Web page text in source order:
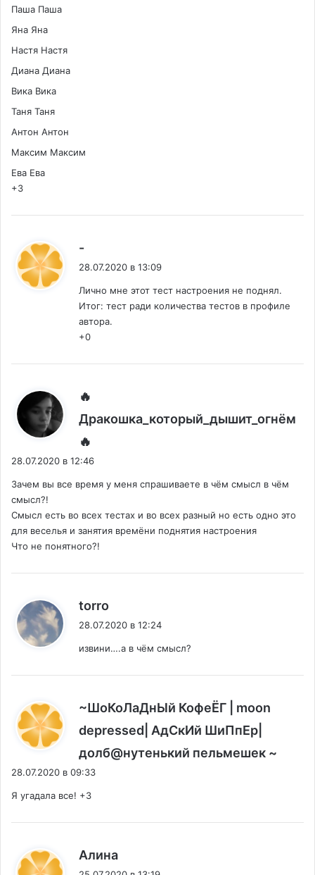
Паша Паша
Яна Яна
Настя Настя
Диана Диана
Вика Вика
Таня Таня
Антон Антон
Максим Максим
Ева Ева
+3
-
28.07.2020 в 13:09
Лично мне этот тест настроения не поднял.
Итог: тест ради количества тестов в профиле
автора.
+0
🔥
Дракошка_который_дышит_огнём
🔥
28.07.2020 в 12:46
Зачем вы все время у меня спрашиваете в чём смысл в чём
смысл?!
Смысл есть во всех тестах и во всех разный но есть одно это
для веселья и занятия времёни поднятия настроения
Что не понятного?!
torro
28.07.2020 в 12:24
извини….а в чём смысл?
~ШоКоЛаДнЫй КофеЁГ | moon
depressed| АдСкИй ШиПпЕр|
долб@нутенький пельмешек ~
28.07.2020 в 09:33
Я угадала все! +3
Алина